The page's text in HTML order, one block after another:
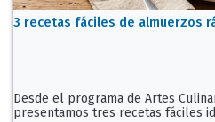
3 recetas fáciles de almuerzos
Desde el programa de Artes
presentamos tres recetas fáciles